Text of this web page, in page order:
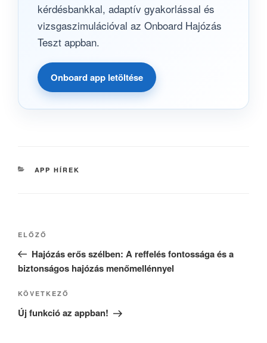
kérdésbankkal, adaptív gyakorlással és
vizsgaszimulációval az Onboard Hajózás
Teszt appban.
Onboard app letöltése
KATEGÓRIÁK
APP HÍREK
Bejegyzés
Korábbi
bejegyzés
ELŐZŐ
Hajózás erős szélben: A reffelés fontossága és a
biztonságos hajózás menőmellénnyel
Következő
bejegyzés
KÖVETKEZŐ
Új funkció az appban!